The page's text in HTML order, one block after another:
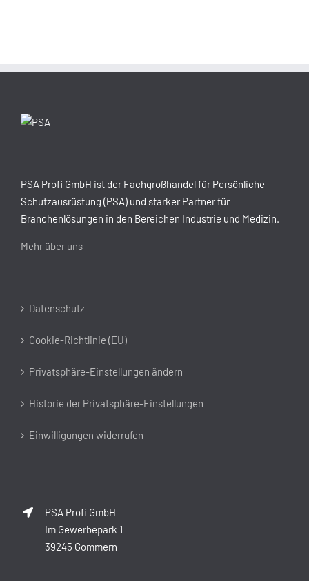
PSA Profi GmbH ist der Fachgroßhandel für Persönliche
Schutzausrüstung (PSA) und starker Partner für
Branchenlösungen in den Bereichen Industrie und Medizin.
Mehr über uns
Datenschutz
Cookie-Richtlinie (EU)
Privatsphäre-Einstellungen ändern
Historie der Privatsphäre-Einstellungen
Einwilligungen widerrufen
PSA Profi GmbH
Im Gewerbepark 1
39245 Gommern